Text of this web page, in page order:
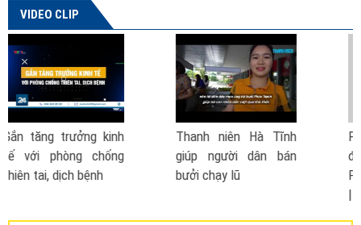
VIDEO CLIP
Tĩnh
bán
Phó Thủ tướng nói về
đề xuất thành lập Bộ
Phòng chống thiên tai
Cách phòng
- lũ lụt